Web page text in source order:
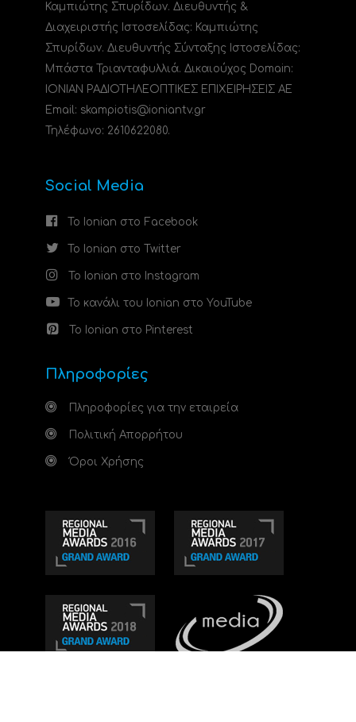
Καμπιώτης Σπυρίδων. Διευθυντής &
Διαχειριστής Ιστοσελίδας: Καμπιώτης
Σπυρίδων. Διευθυντής Σύνταξης Ιστοσελίδας:
Μπάστα Τριανταφυλλιά. Δικαιούχος Domain:
ΙΟΝΙΑΝ ΡΑΔΙΟΤΗΛΕΟΠΤΙΚΕΣ ΕΠΙΧΕΙΡΗΣΕΙΣ ΑΕ
Email: skampiotis@ioniantv.gr
Τηλέφωνο: 2610622080.
Social Media
Το Ionian στο Facebook
Το Ionian στο Twitter
Το Ionian στο Instagram
Το κανάλι του Ionian στο YouTube
Το Ionian στο Pinterest
Πληροφορίες
Πληροφορίες για την εταιρεία
Πολιτική Απορρήτου
Όροι Χρήσης